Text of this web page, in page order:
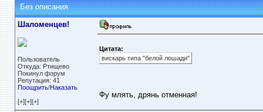
Без описания
Шаломенцев!
Пользователь
Откуда: Ртищево
Покинул форум
Репутация: 41
Поощрить/Наказать
[+][+][+]
Цитата:
вискарь типа "белой лошади"
Фу млять, дрянь отменная!